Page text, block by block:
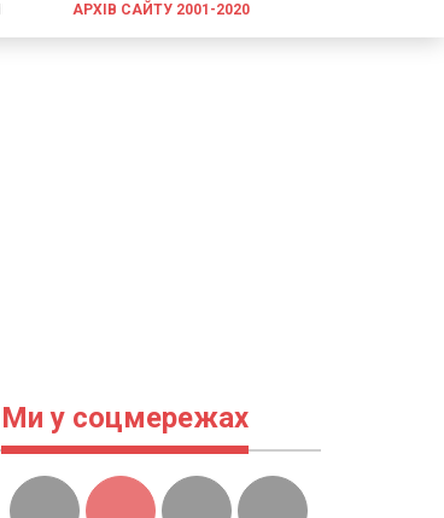
АРХІВ САЙТУ 2001-2020
Ми у соцмережах